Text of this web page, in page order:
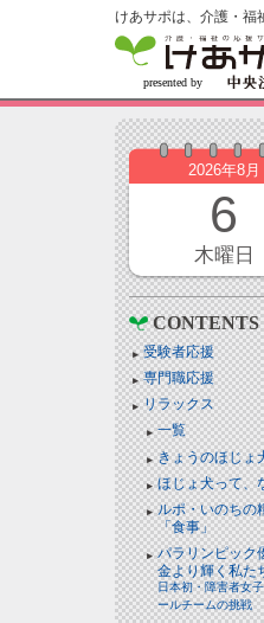
けあサポは、介護・福
2026年8月
6
木曜日
CONTENTS
受験者応援
専門職応援
リラックス
一覧
きょうのほじょ
ほじょ犬って、
ルポ・いのちの
「食事」
パラリンピック
金より輝く私た
日本初・障害者女
ールチームの挑戦